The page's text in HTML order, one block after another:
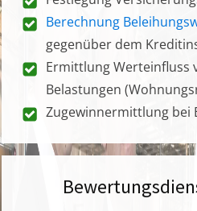
Berechnung
gegenüber dem
Ermittlung Werteinfluss
Belastungen
Zugewinnermittlung bei